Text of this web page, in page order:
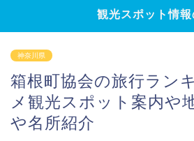
観光スポット情
神奈川県
箱根町協会の旅行ラン
メ観光スポット案内や
や名所紹介